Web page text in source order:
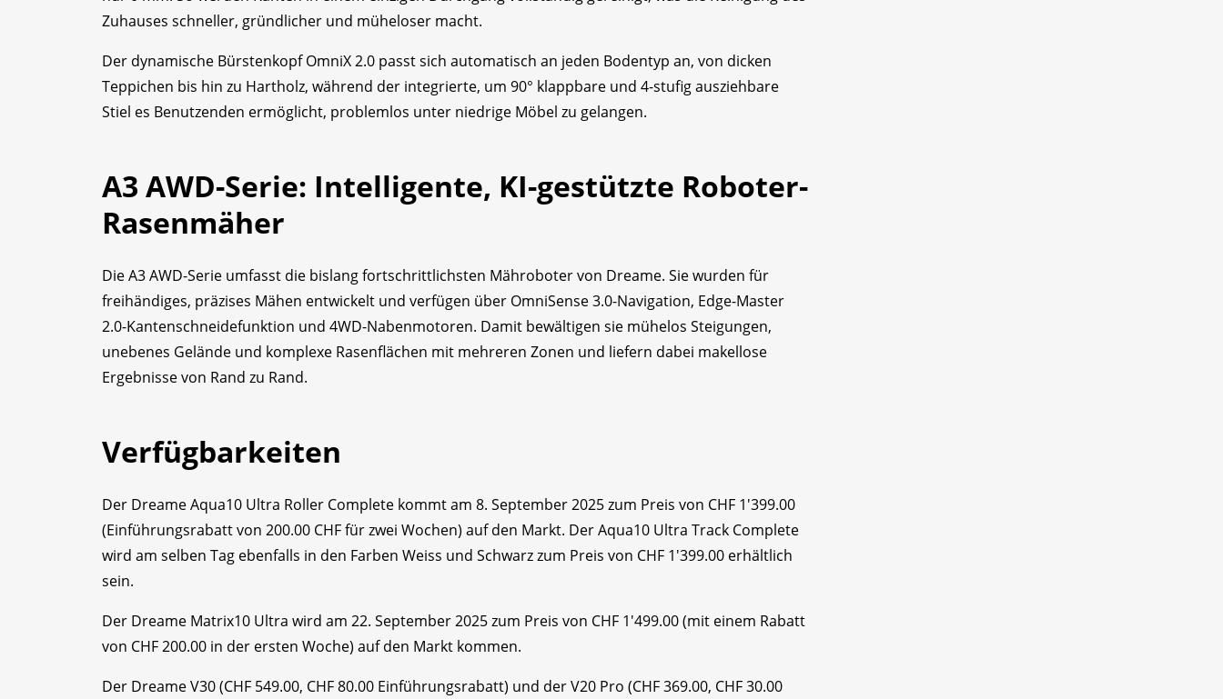
Zuhauses schneller, gründlicher und müheloser macht.
Der dynamische Bürstenkopf OmniX 2.0 passt sich automatisch an jeden Bodentyp an, von dicken
Teppichen bis hin zu Hartholz, während der integrierte, um 90° klappbare und 4-stufig ausziehbare
Stiel es Benutzenden ermöglicht, problemlos unter niedrige Möbel zu gelangen.
A3 AWD-Serie: Intelligente, KI-gestützte Roboter-
Rasenmäher
Die A3 AWD-Serie umfasst die bislang fortschrittlichsten Mähroboter von Dreame. Sie wurden für
freihändiges, präzises Mähen entwickelt und verfügen über OmniSense 3.0-Navigation, Edge-Master
2.0-Kantenschneidefunktion und 4WD-Nabenmotoren. Damit bewältigen sie mühelos Steigungen,
unebenes Gelände und komplexe Rasenflächen mit mehreren Zonen und liefern dabei makellose
Ergebnisse von Rand zu Rand.
Verfügbarkeiten
Der Dreame Aqua10 Ultra Roller Complete kommt am 8. September 2025 zum Preis von CHF 1'399.00
(Einführungsrabatt von 200.00 CHF für zwei Wochen) auf den Markt. Der Aqua10 Ultra Track Complete
wird am selben Tag ebenfalls in den Farben Weiss und Schwarz zum Preis von CHF 1'399.00 erhältlich
sein.
Der Dreame Matrix10 Ultra wird am 22. September 2025 zum Preis von CHF 1'499.00 (mit einem Rabatt
von CHF 200.00 in der ersten Woche) auf den Markt kommen.
Der Dreame V30 (CHF 549.00, CHF 80.00 Einführungsrabatt) und der V20 Pro (CHF 369.00, CHF 30.00